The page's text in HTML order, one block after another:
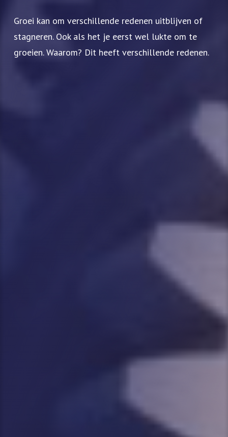
Groei kan om verschillende redenen uitblijven of
stagneren. Ook als het je eerst wel lukte om te
groeien. Waarom? Dit heeft verschillende redenen.